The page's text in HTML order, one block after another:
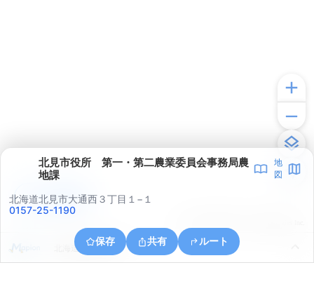
北見市役所 第一・第二農業委員会事務局農
地課
地
図
北海道北見市大通西３丁目１−１
0157-25-1190
保存 共有 ルート
北海道北見市川東
アプリで見る